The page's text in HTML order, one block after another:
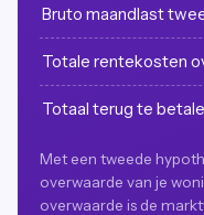
Bruto maandlast
Totale rentekosten
Totaal terug te
Met een tweede
overwaarde van je
overwaarde is de